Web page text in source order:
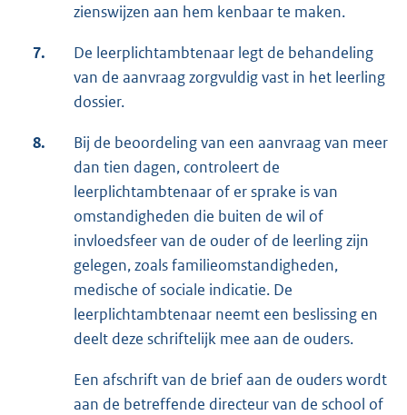
zienswijzen aan hem kenbaar te maken.
7.
De leerplichtambtenaar legt de behandeling
van de aanvraag zorgvuldig vast in het leerling
dossier.
8.
Bij de beoordeling van een aanvraag van meer
dan tien dagen, controleert de
leerplichtambtenaar of er sprake is van
omstandigheden die buiten de wil of
invloedsfeer van de ouder of de leerling zijn
gelegen, zoals familieomstandigheden,
medische of sociale indicatie. De
leerplichtambtenaar neemt een beslissing en
deelt deze schriftelijk mee aan de ouders.
Een afschrift van de brief aan de ouders wordt
aan de betreffende directeur van de school of